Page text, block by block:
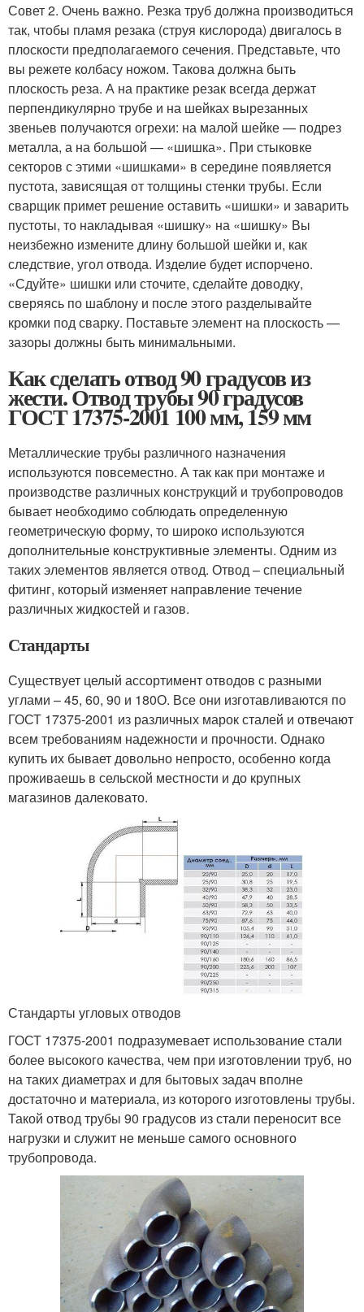
Совет 2. Очень важно. Резка труб должна производиться
так, чтобы пламя резака (струя кислорода) двигалось в
плоскости предполагаемого сечения. Представьте, что
вы режете колбасу ножом. Такова должна быть
плоскость реза. А на практике резак всегда держат
перпендикулярно трубе и на шейках вырезанных
звеньев получаются огрехи: на малой шейке — подрез
металла, а на большой — «шишка». При стыковке
секторов с этими «шишками» в середине появляется
пустота, зависящая от толщины стенки трубы. Если
сварщик примет решение оставить «шишки» и заварить
пустоты, то накладывая «шишку» на «шишку» Вы
неизбежно измените длину большой шейки и, как
следствие, угол отвода. Изделие будет испорчено.
«Сдуйте» шишки или сточите, сделайте доводку,
сверяясь по шаблону и после этого разделывайте
кромки под сварку. Поставьте элемент на плоскость —
зазоры должны быть минимальными.
Как сделать отвод 90 градусов из
жести. Отвод трубы 90 градусов
ГОСТ 17375-2001 100 мм, 159 мм
Металлические трубы различного назначения
используются повсеместно. А так как при монтаже и
производстве различных конструкций и трубопроводов
бывает необходимо соблюдать определенную
геометрическую форму, то широко используются
дополнительные конструктивные элементы. Одним из
таких элементов является отвод. Отвод – специальный
фитинг, который изменяет направление течение
различных жидкостей и газов.
Стандарты
Существует целый ассортимент отводов с разными
углами – 45, 60, 90 и 180О. Все они изготавливаются по
ГОСТ 17375-2001 из различных марок сталей и отвечают
всем требованиям надежности и прочности. Однако
купить их бывает довольно непросто, особенно когда
проживаешь в сельской местности и до крупных
магазинов далековато.
Стандарты угловых отводов
ГОСТ 17375-2001 подразумевает использование стали
более высокого качества, чем при изготовлении труб, но
на таких диаметрах и для бытовых задач вполне
достаточно и материала, из которого изготовлены трубы.
Такой отвод трубы 90 градусов из стали переносит все
нагрузки и служит не меньше самого основного
трубопровода.